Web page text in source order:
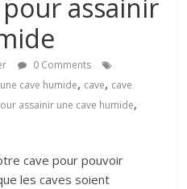
assainir
0 Comments
cave humide, cave, cave
assainir une cave humide,
cave pour pouvoir
les caves soient